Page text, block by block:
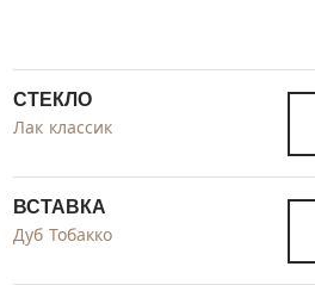
СТЕКЛО
Лак классик
ВСТАВКА
Дуб Тобакко